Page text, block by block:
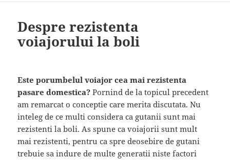
Despre rezistenta
voiajorului la boli
Este porumbelul voiajor cea mai rezistenta
pasare domestica? Pornind de la topicul precedent
am remarcat o conceptie care merita discutata. Nu
inteleg de ce multi considera ca gutanii sunt mai
rezistenti la boli. As spune ca voiajorii sunt mult
mai rezistenti, pentru ca spre deosebire de gutani
trebuie sa indure de multe generatii niste factori